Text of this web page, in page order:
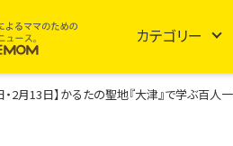
カテゴリー
・2月13日】かるたの聖地『大津』で学ぶ百人